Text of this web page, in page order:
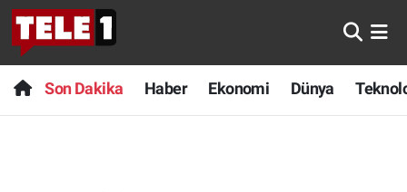
Son Dakika Haber Ekonomi Dünya
Anında Manşet
Başka Sohbetler
Son Dakika
Haber
Nöbetçi Eczaneler
Hava Durumu